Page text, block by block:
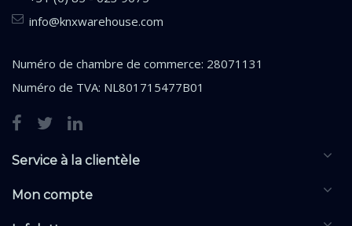
info@knxwarehouse.com
Numéro de chambre de commerce: 28071131
Numéro de TVA: NL801715477B01
Service à la clientèle
Mon compte